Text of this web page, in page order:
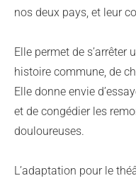
nos deux pays, et leur
Elle permet de s’arrêter
histoire commune, de
Elle donne envie
et de congédier les
douloureuses.
L’adaptation pour le